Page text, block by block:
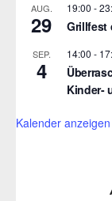
AUG.
29
19:00 -
Grillfest
SEP.
4
14:00 -
Kinder-
Kalender anzeigen